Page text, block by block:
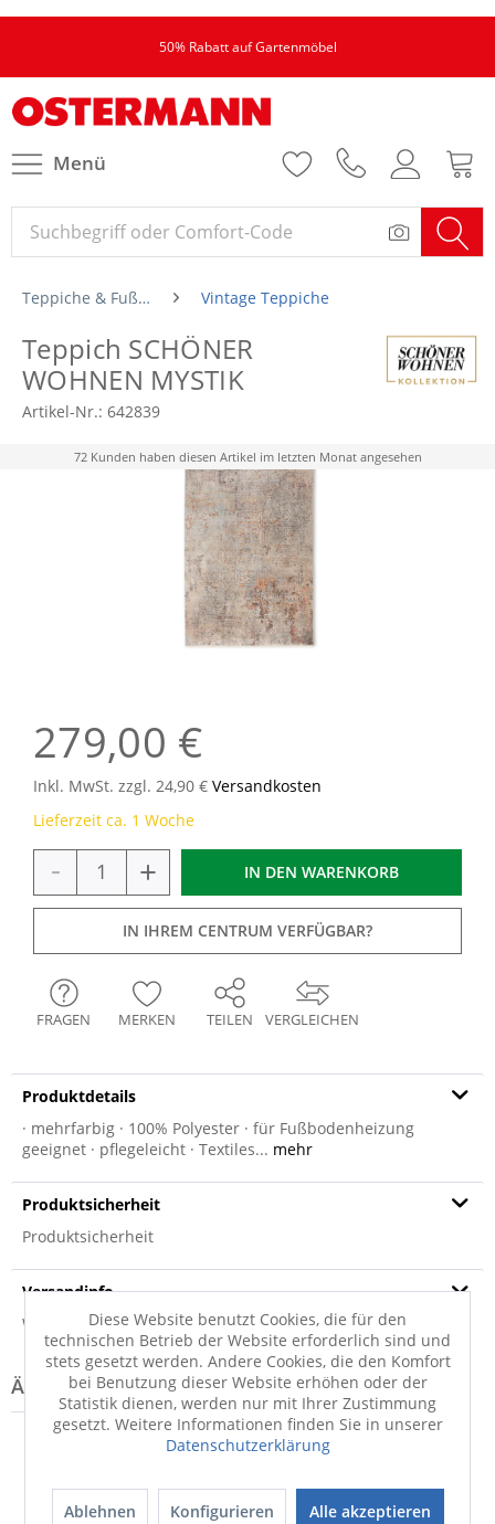
50% Rabatt auf Gartenmöbel
Menü
Teppiche & Fußmatten Vintage Teppiche
Teppich SCHÖNER
WOHNEN MYSTIK
Artikel-Nr.: 642839
72 Kunden haben diesen Artikel im letzten Monat angesehen
279,00 €
Inkl. MwSt. zzgl. 24,90 € Versandkosten
Lieferzeit ca. 1 Woche
- + IN DEN WARENKORB
IN IHREM CENTRUM VERFÜGBAR?
VERGLEICHEN
FRAGEN MERKEN TEILEN
Produktdetails
· mehrfarbig · 100% Polyester · für Fußbodenheizung
geeignet · pflegeleicht · Textiles... mehr
Produktsicherheit
Produktsicherheit
Versandinfo
Weitere Informationen zum Versand...
Diese Website benutzt Cookies, die für den
technischen Betrieb der Website erforderlich sind und
stets gesetzt werden. Andere Cookies, die den Komfort
bei Benutzung dieser Website erhöhen oder der
Statistik dienen, werden nur mit Ihrer Zustimmung
gesetzt. Weitere Informationen finden Sie in unserer
Datenschutzerklärung
Ablehnen Konfigurieren Alle akzeptieren